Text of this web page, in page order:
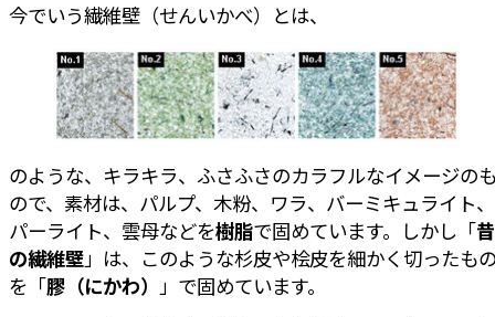
今でいう繊維壁（せんいかべ）とは、
のような、キラキラ、ふさふさのカラフルなイメージの
ので、素材は、パルプ、木粉、ワラ、バーミキュライト、
パーライト、雲母などを樹脂で固めています。しかし「昔
の繊維壁」は、このような杉皮や桧皮を細かく切ったも
を「膠（にかわ） 」で固めています。